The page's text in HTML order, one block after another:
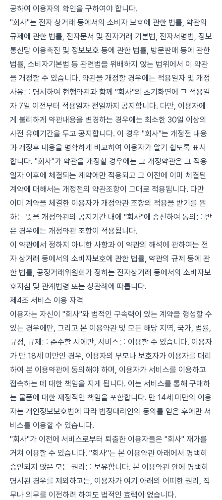
공하여 이용자의 확인을 구하여야 합니다.
"회사"는 전자 상거래 등에서의 소비자 보호에 관한 법률, 약관의
규제에 관한 법률, 전자문서 및 전자거래 기본법, 전자서명법, 정보
통신망 이용촉진 및 정보보호 등에 관한 법률, 방문판매 등에 관한
법률, 소비자기본법 등 관련법을 위배하지 않는 범위에서 이 약관
을 개정할 수 있습니다. 약관을 개정할 경우에는 적용일자 및 개정
사유를 명시하여 현행약관과 함께 "회사"의 초기화면에 그 적용일
자 7일 이전부터 적용일자 전일까지 공지합니다. 다만, 이용자에
게 불리하게 약관내용을 변경하는 경우에는 최소한 30일 이상의
사전 유예기간을 두고 공지합니다. 이 경우 "회사"는 개정전 내용
과 개정후 내용을 명확하게 비교하여 이용자가 알기 쉽도록 표시
합니다. "회사"가 약관을 개정할 경우에는 그 개정약관은 그 적용
일자 이후에 체결되는 계약에만 적용되고 그 이전에 이미 체결된
계약에 대해서는 개정전의 약관조항이 그대로 적용됩니다. 다만
이미 계약을 체결한 이용자가 개정약관 조항의 적용을 받기를 원
하는 뜻을 개정약관의 공지기간 내에 "회사"에 송신하여 동의를 받
은 경우에는 개정약관 조항이 적용됩니다.
이 약관에서 정하지 아니한 사항과 이 약관의 해석에 관하여는 전
자 상거래 등에서의 소비자보호에 관한 법률, 약관의 규제 등에 관
한 법률, 공정거래위원회가 정하는 전자상거래 등에서의 소비자보
호지침 및 관계법령 또는 상관례에 따릅니다.
제4조 서비스 이용 자격
이용자는 자신이 "회사"와 법적인 구속력이 있는 계약을 형성할 수
있는 경우에만, 그리고 본 이용약관 및 모든 해당 지역, 국가, 법률,
규정, 규제를 준수할 시에만, 서비스를 이용할 수 있습니다. 이용자
가 만 18세 미만인 경우, 이용자의 부모나 보호자가 이용자를 대리
하여 본 이용약관에 동의해야 하며, 이용자가 서비스를 이용하고
접속하는 데 대한 책임을 지게 됩니다. 이는 서비스를 통해 구매하
는 물품에 대한 재정적인 책임을 포함합니다. 만 14세 미만의 이용
자는 개인정보보호법에 따라 법정대리인의 동의를 얻은 후에만 서
비스를 이용할 수 있습니다.
"회사"가 이전에 서비스로부터 퇴출한 이용자들은 "회사" 재가를
거쳐 이용할 수 있습니다. "회사"는 본 이용약관 아래에서 명백히
승인되지 않은 모든 권리를 보유합니다. 본 이용약관 안에 명백히
명시된 경우를 제외하고는, 이용자가 여기 아래의 어떠한 권리, 직
무나 의무를 이전하려 하여도 법적인 효력이 없습니다.